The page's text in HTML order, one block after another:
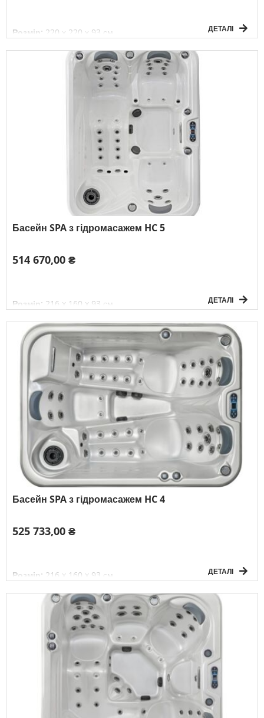
Розмір: 220 х 220 х 93 см
Вага без води:328 кг
Електричне підключення:3F/380V/50Гц
ДЕТАЛІ
Басейн SPA з гідромасажем HC 5
514 670,00 ₴
Розмір: 216 x 160 x 93 см
Вага басейну без води:272 кг
Електричне підключення:3F/380V/50Гц
К-сть осіб:
ДЕТАЛІ
Басейн SPA з гідромасажем HC 4
525 733,00 ₴
Розмір: 216 x 160 x 93 см
Вага без води:272 кг
Електроживлення:3F/380V/50Гц
К-сть осіб:
ДЕТАЛІ